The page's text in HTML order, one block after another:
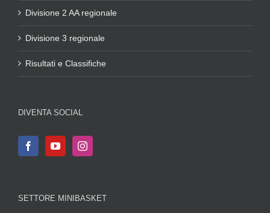
Divisione 2 AA regionale
Divisione 3 regionale
Risultati e Classifiche
DIVENTA SOCIAL
SETTORE MINIBASKET